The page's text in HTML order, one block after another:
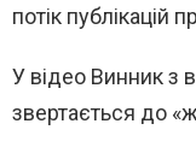
потік публікацій
У відео Винник
звертається до